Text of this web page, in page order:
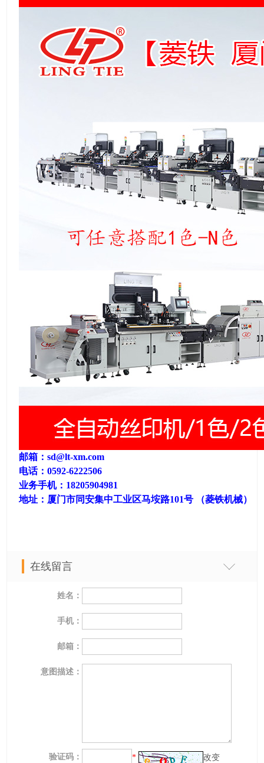
邮箱：sd@lt-xm.com
电话：0592-6222506
业务手机：18205904981
地址：厦门市同安集中工业区马垵路101号 （菱铁机械）
在线留言
姓名：
手机：
邮箱：
意图描述：
验证码： * 改变